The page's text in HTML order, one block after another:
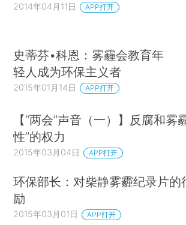
2014年04月11日 APP打开
史蒂芬•科恩：雾霾会教育年
轻人成为环保主义者
2015年01月14日 APP打开
【“两会”声音（一）】反腐和雾
性”的权力
2015年03月04日 APP打开
环保部长：对柴静雾霾纪录片的
励
2015年03月01日 APP打开